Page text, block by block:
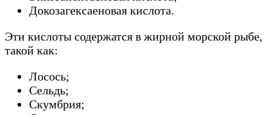
Докозагексаеновая кислота.
Эти кислоты содержатся в жирной морской рыбе,
такой как:
Лосось;
Сельдь;
Скумбрия;